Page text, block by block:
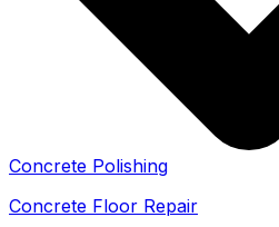
Concrete Polishing
Concrete Floor Repair